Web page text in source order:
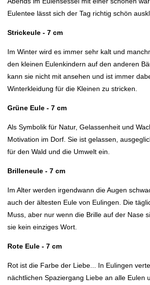
Eulentee lässt sich der Tag richtig schön
Strickeule - 7 cm
Im Winter wird es immer sehr kalt und
den kleinen Eulenkindern auf den anderen
kann sie nicht mit ansehen und ist immer
Winterkleidung für die Kleinen zu stricken.
Grüne Eule - 7 cm
Als Symbolik für Natur, Gelassenheit und
Motivation im Dorf. Sie ist gelassen,
für den Wald und die Umwelt ein.
Brilleneule - 7 cm
Im Alter werden irgendwann die Augen
auch der ältesten Eule von Eulingen. Die
Muss, aber nur wenn die Brille auf der Nase
sie kein einziges Wort.
Rote Eule - 7 cm
Rot ist die Farbe der Liebe... In Eulingen
nächtlichen Spaziergang Liebe an alle Eulen